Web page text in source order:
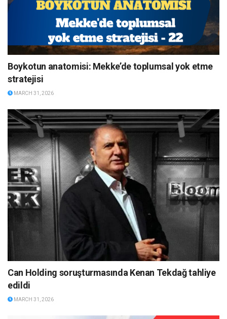
Boykotun anatomisi: Mekke’de toplumsal yok etme
stratejisi
MARCH 31, 2026
Can Holding soruşturmasında Kenan Tekdağ tahliye
edildi
MARCH 31, 2026